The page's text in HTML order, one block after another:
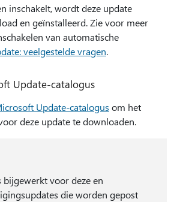
inschakelt, wordt deze update
en geïnstalleerd. Zie voor meer
van automatische
veelgestelde vragen.
Update-catalogus
Update-catalogus om het
deze update te downloaden.
bijgewerkt voor deze en
die worden gepost